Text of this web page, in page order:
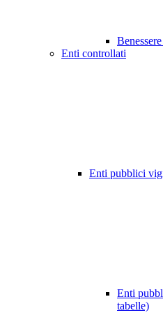
Enti controllati
Enti pubblici
Enti
tabelle)